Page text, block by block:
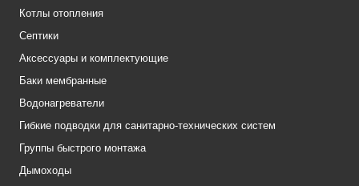
Котлы отопления
Септики
Аксессуары и комплектующие
Баки мембранные
Водонагреватели
Гибкие подводки для санитарно-технических систем
Группы быстрого монтажа
Дымоходы